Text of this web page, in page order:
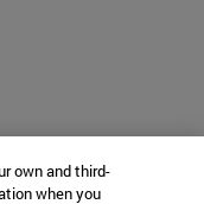
own and third-
when you